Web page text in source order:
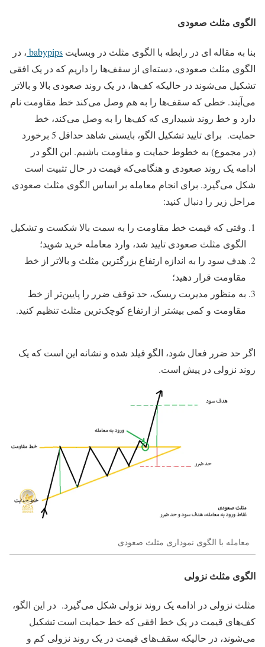
الگوی مثلث صعودی
بنا به مقاله ای در رابطه با الگوی مثلث در وبسایت babypips ، در
الگوی مثلث صعودی، دسته‌ای از سقف‌ها را داریم که در یک افقی
تشکیل می‌شوند در حالیکه کف‌ها، در یک روند صعودی بالا و بالاتر
می‌آیند. خطی که سقف‌ها را به هم وصل می‌کند خط مقاومت نام
دارد و خط روند شیبداری که کف‌ها را به وصل می‌کند، خط
حمایت. برای تایید تشکیل الگو، بایستی شاهد حداقل 5 برخورد
(در مجموع) به خطوط حمایت و مقاومت باشیم. این الگو در
ادامه یک روند صعودی و هنگامی‌که قیمت در حال تثبیت است
شکل می‌گیرد. برای انجام معامله بر اساس الگوی مثلث صعودی
مراحل زیر را دنبال کنید:
وقتی که قیمت خط مقاومت را به سمت بالا شکست و تشکیل
الگوی مثلث صعودی تایید شد، وارد معامله خرید شوید؛
هدف سود را به اندازه ارتفاع بزرگترین مثلث و بالاتر از خط
مقاومت قرار دهید؛
به منظور مدیریت ریسک، حد توقف ضرر را پایین‌تر از خط
مقاومت و کمی‌ بیشتر از ارتفاع کوچک‌ترین مثلث تنظیم کنید.
اگر حد ضرر فعال شود، الگو فیلد شده و نشانه این است که یک
روند نزولی در پیش است.
معامله با الگوی نموداری مثلث صعودی
الگوی مثلث نزولی
مثلث نزولی در ادامه یک روند نزولی شکل می‌گیرد. در این الگو،
کف‌های قیمت در یک خط افقی که خط حمایت است تشکیل
می‌شوند، در حالیکه سقف‌های قیمت در یک روند نزولی کم و